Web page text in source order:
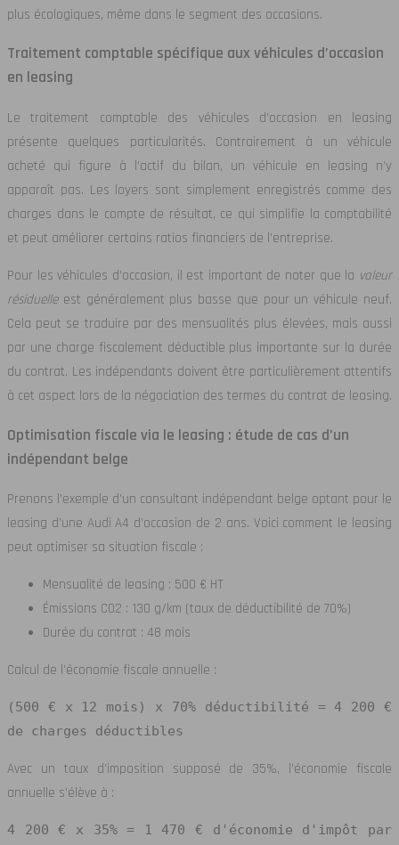
plus écologiques, même dans le segment des occasions.
Traitement comptable spécifique aux véhicules d’occasion
en leasing
Le traitement comptable des véhicules d’occasion en leasing
présente quelques particularités. Contrairement à un véhicule
acheté qui figure à l’actif du bilan, un véhicule en leasing n’y
apparaît pas. Les loyers sont simplement enregistrés comme des
charges dans le compte de résultat, ce qui simplifie la comptabilité
et peut améliorer certains ratios financiers de l’entreprise.
Pour les véhicules d’occasion, il est important de noter que la valeur
résiduelle est généralement plus basse que pour un véhicule neuf.
Cela peut se traduire par des mensualités plus élevées, mais aussi
par une charge fiscalement déductible plus importante sur la durée
du contrat. Les indépendants doivent être particulièrement attentifs
à cet aspect lors de la négociation des termes du contrat de leasing.
Optimisation fiscale via le leasing : étude de cas d’un
indépendant belge
Prenons l’exemple d’un consultant indépendant belge optant pour le
leasing d’une Audi A4 d’occasion de 2 ans. Voici comment le leasing
peut optimiser sa situation fiscale :
Mensualité de leasing : 500 € HT
Émissions CO2 : 130 g/km (taux de déductibilité de 70%)
Durée du contrat : 48 mois
Calcul de l’économie fiscale annuelle :
(500 € x 12 mois) x 70% déductibilité = 4 200 €
de charges déductibles
Avec un taux d’imposition supposé de 35%, l’économie fiscale
annuelle s’élève à :
4 200 € x 35% = 1 470 € d'économie d'impôt par